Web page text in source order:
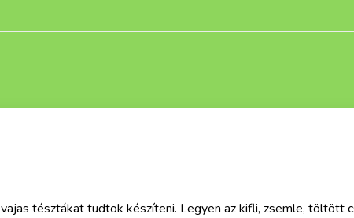
tésztákat tudtok készíteni. Legyen az kifli, zsemle,